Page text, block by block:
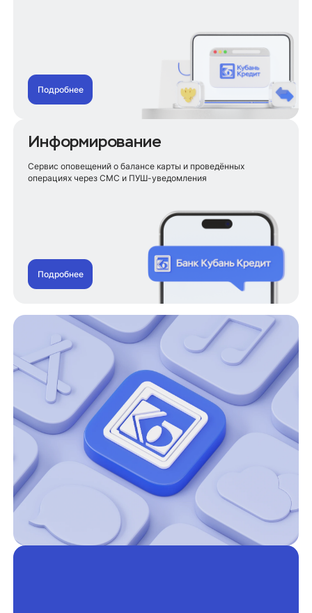
Подробнее
Информирование
Сервис оповещений о балансе карты и проведённых
операциях через СМС и ПУШ-уведомления
Подробнее